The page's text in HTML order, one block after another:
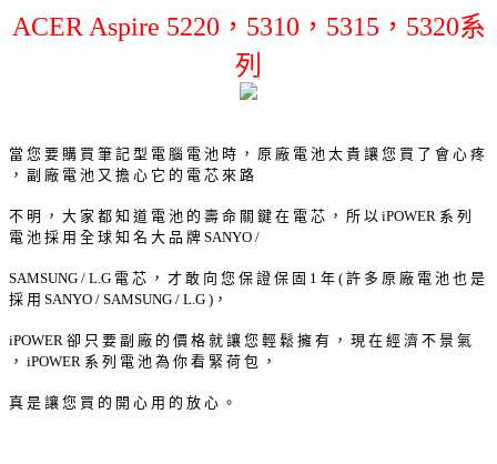
ACER Aspire 5220，5310，5315，5320系
列
當 您 要 購 買 筆 記 型 電 腦 電 池 時 ， 原 廠 電 池 太 貴 讓 您 買 了 會 心 疼
， 副 廠 電 池 又 擔 心 它 的 電 芯 來 路
不 明 ， 大 家 都 知 道 電 池 的 壽 命 關 鍵 在 電 芯 ， 所 以 iPOWER 系 列
電 池 採 用 全 球 知 名 大 品 牌 SANYO /
SAMSUNG / L.G 電 芯 ， 才 敢 向 您 保 證 保 固 1 年 ( 許 多 原 廠 電 池 也 是
採 用 SANYO / SAMSUNG / L.G )，
iPOWER 卻 只 要 副 廠 的 價 格 就 讓 您 輕 鬆 擁 有 ， 現 在 經 濟 不 景 氣
， iPOWER 系 列 電 池 為 你 看 緊 荷 包 ，
真 是 讓 您 買 的 開 心 用 的 放 心 。